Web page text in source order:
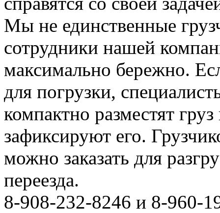
Мы не единственные
сотрудники нашей
максимально бережно.
для погрузки,
компактно разместят
зафиксируют его.
можно заказать для
переезда.
8-908-232-8246 и 8-960-